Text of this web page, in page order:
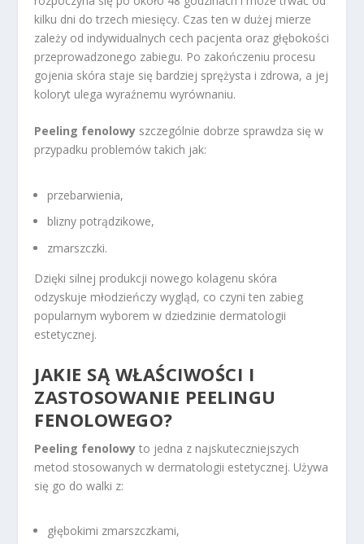
kilku dni do trzech miesięcy. Czas ten w dużej mierze
zależy od indywidualnych cech pacjenta oraz głębokości
przeprowadzonego zabiegu. Po zakończeniu procesu
gojenia skóra staje się bardziej sprężysta i zdrowa, a jej
koloryt ulega wyraźnemu wyrównaniu.
Peeling fenolowy szczególnie dobrze sprawdza się w
przypadku problemów takich jak:
przebarwienia,
blizny potrądzikowe,
zmarszczki.
Dzięki silnej produkcji nowego kolagenu skóra
odzyskuje młodzieńczy wygląd, co czyni ten zabieg
popularnym wyborem w dziedzinie dermatologii
estetycznej.
JAKIE SĄ WŁAŚCIWOŚCI I
ZASTOSOWANIE PEELINGU
FENOLOWEGO?
Peeling fenolowy to jedna z najskuteczniejszych
metod stosowanych w dermatologii estetycznej. Używa
się go do walki z:
głębokimi zmarszczkami,